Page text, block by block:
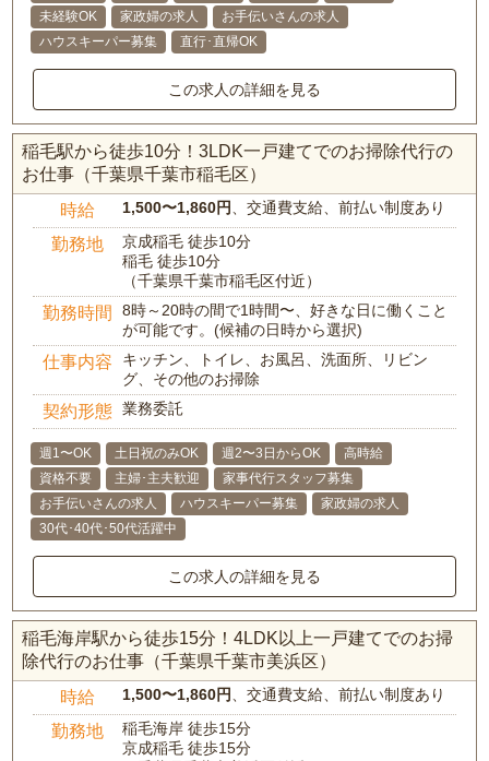
未経験OK 家政婦の求人
お手伝いさんの求人
ハウスキーパー募集
直行･直帰OK
この求人の詳細を見る
稲毛駅から徒歩10分！3LDK一戸建てでのお掃除代行の
お仕事（千葉県千葉市稲毛区）
時給 1,500〜1,860円、交通費支給、前払い制度あり
勤務地
京成稲毛 徒歩10分
稲毛 徒歩10分
（千葉県千葉市稲毛区付近）
勤務時間
8時～20時の間で1時間〜、好きな日に働くこと
が可能です。(候補の日時から選択)
仕事内容
キッチン、トイレ、お風呂、洗面所、リビン
グ、その他のお掃除
契約形態 業務委託
週1〜OK 土日祝のみOK 週2〜3日からOK
高時給
資格不要
主婦･主夫歓迎
家事代行スタッフ募集
お手伝いさんの求人
ハウスキーパー募集
家政婦の求人
30代･40代･50代活躍中
この求人の詳細を見る
稲毛海岸駅から徒歩15分！4LDK以上一戸建てでのお掃
除代行のお仕事（千葉県千葉市美浜区）
時給 1,500〜1,860円、交通費支給、前払い制度あり
勤務地
稲毛海岸 徒歩15分
京成稲毛 徒歩15分